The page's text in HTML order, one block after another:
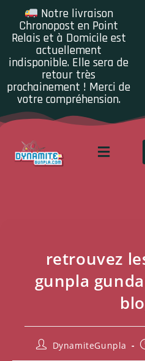
Notre livraison
Chronopost en Point
Relais et à Domicile est
actuellement
indisponible. Elle sera de
retour très
prochainement ! Merci de
votre compréhension.
retrouvez
gunpla
DynamiteGunpla